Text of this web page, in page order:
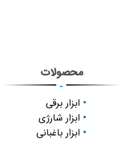
محصولات
-
ابزار برقی
ابزار شارژی
ابزار باغبانی